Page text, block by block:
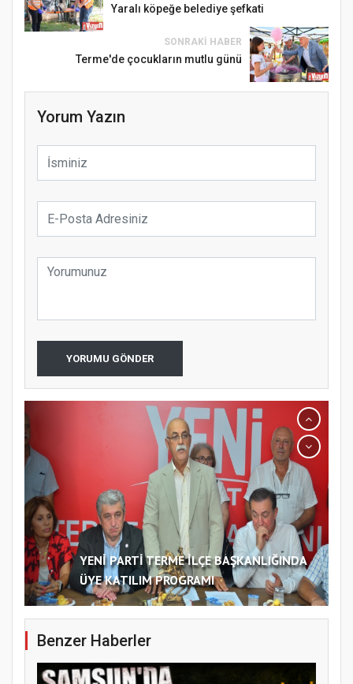
Yaralı köpeğe belediye şefkati
SONRAKI HABER
Terme'de çocukların mutlu günü
Yorum Yazın
YORUMU GÖNDER
YENİ PARTİ TERME İLÇE BAŞKANLIĞINDA
ÜYE KATILIM PROGRAMI
Benzer Haberler